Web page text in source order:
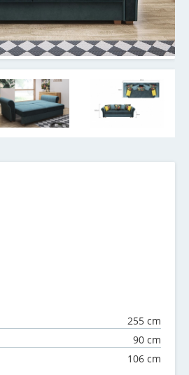
255 cm
90 cm
106 cm